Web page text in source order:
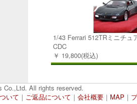
1/43 Ferrari 512TRミニチュ
CDC
￥ 19,800(税込)
Co.,Ltd. All rights reserved.
いて ｜ ご返品について ｜ 会社概要 ｜ MAP ｜